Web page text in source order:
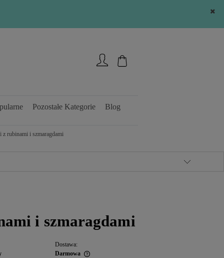
Pozostałe Kategorie Blog
z rubinami i szmaragdami
i szmaragdami
Dostawa:
Darmowa